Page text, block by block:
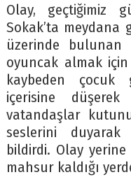
Olay, geçtiğimiz
Sokak’ta meydana
üzerinde
oyuncak almak
kaybeden çocuk
içerisine
vatandaşlar
seslerini
bildirdi. Olay
mahsur kaldığı